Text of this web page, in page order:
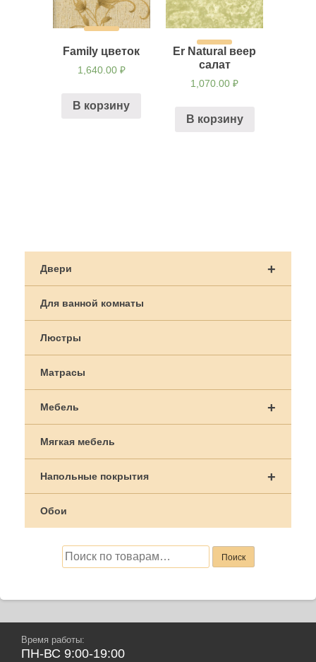
Family цветок
1,640.00 ₽
В корзину
Er Natural веер
салат
1,070.00₽
В корзину
по
записям
+
Двери
Для ванной комнаты
Люстры
Матрасы
+
Мебель
Мягкая мебель
+
Напольные покрытия
Обои
Искать: Поиск
Время работы:
ПН-ВС 9:00-19:00